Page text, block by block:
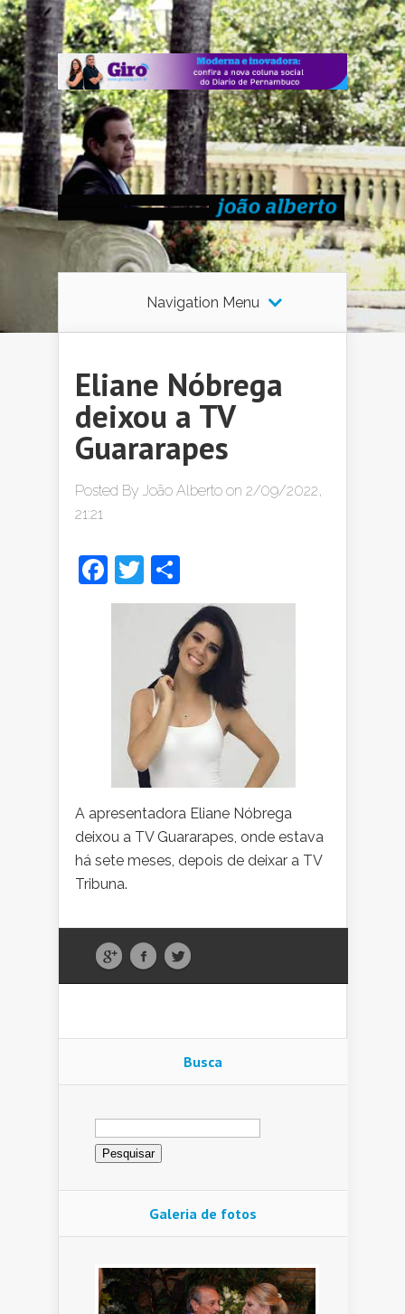
Navigation Menu
Eliane Nóbrega
deixou a TV
Guararapes
Posted By João Alberto on 2/09/2022,
21:21
Facebook
Twitter
A apresentadora Eliane Nóbrega
deixou a TV Guararapes, onde estava
há sete meses, depois de deixar a TV
Tribuna.
Busca
Pesquisar
por:
Galeria de fotos